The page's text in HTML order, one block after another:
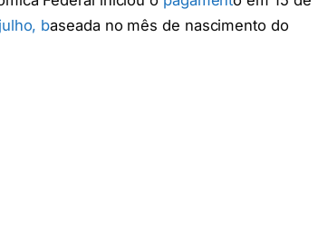
baseada no mês de nascimento do